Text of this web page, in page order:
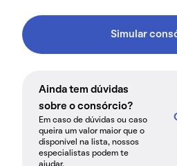
Simular
Ainda tem dúvidas
sobre o consórcio?
Em caso de dúvidas ou caso
queira um valor maior que o
disponível na lista, nossos
especialistas podem te
ajudar.